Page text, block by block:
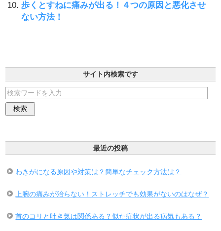
歩くとすねに痛みが出る！４つの原因と悪化させ
ない方法！
サイト内検索です
最近の投稿
わきがになる原因や対策は？簡単なチェック方法は？
上腕の痛みが治らない！ストレッチでも効果がないのはなぜ？
首のコリと吐き気は関係ある？似た症状が出る病気もある？